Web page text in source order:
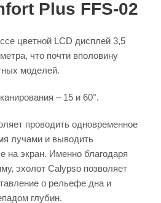
Plus FFS-02
цветной LCD дисплей 3,5
что почти вполовину
моделей.
– 15 и 60°.
проводить одновременное
лучами и выводить
на экран. Именно благодаря
эхолот Calypso позволяет
о рельефе дна и
глубин.